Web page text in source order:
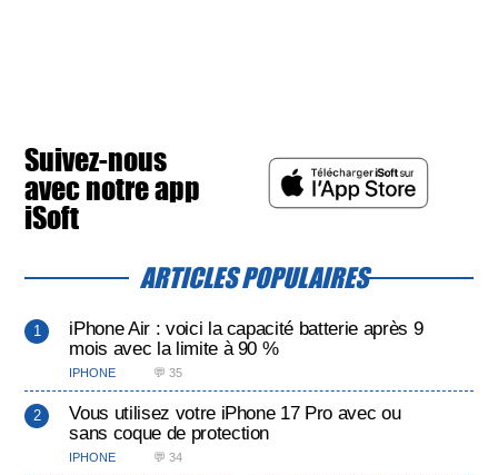
Suivez-nous
avec notre app
iSoft
ARTICLES POPULAIRES
iPhone Air : voici la capacité batterie après 9
mois avec la limite à 90 %
IPHONE 💬 35
Vous utilisez votre iPhone 17 Pro avec ou
sans coque de protection
IPHONE 💬 34